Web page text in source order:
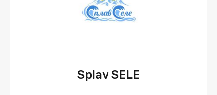
Splav SELE